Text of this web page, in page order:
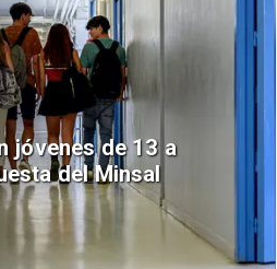
jóvenes de 13 a
del Minsal